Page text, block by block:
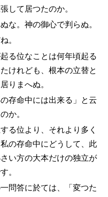
して居つたのか。
。神の御心で判らぬ。
。
位なことは何年頃起る
けれども、根本の立替と
りまへぬ。
存命中には出来る」と云
か。
位より、それより多く
の存命中にどうして、此
い方の大本だけの独立が
。
問答に於ては、「変つた